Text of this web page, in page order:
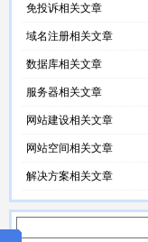
免投诉相关文章
域名注册相关文章
数据库相关文章
服务器相关文章
网站建设相关文章
网站空间相关文章
解决方案相关文章